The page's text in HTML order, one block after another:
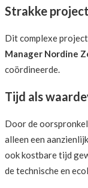
Strakke
Dit complexe
Manager Nordine
coördineerde.
Tijd als
Door de
alleen een
ook kostbare tijd
de technische en